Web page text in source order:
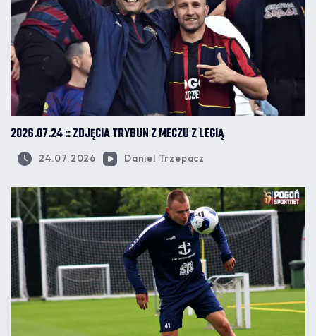
2026.07.24 :: ZDJĘCIA TRYBUN Z MECZU Z LEGIĄ
24.07.2026 Daniel Trzepacz